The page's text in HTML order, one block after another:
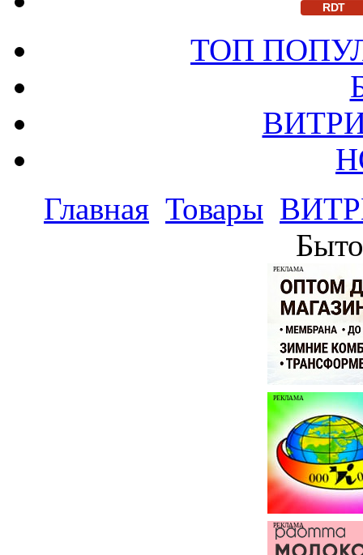
RDT
ТОП
Главная Товары
РЕКЛАМА
РЕКЛАМА
РЕКЛАМА